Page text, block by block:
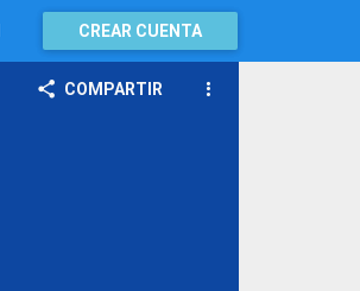
CREAR CUENTA
COMPARTIR